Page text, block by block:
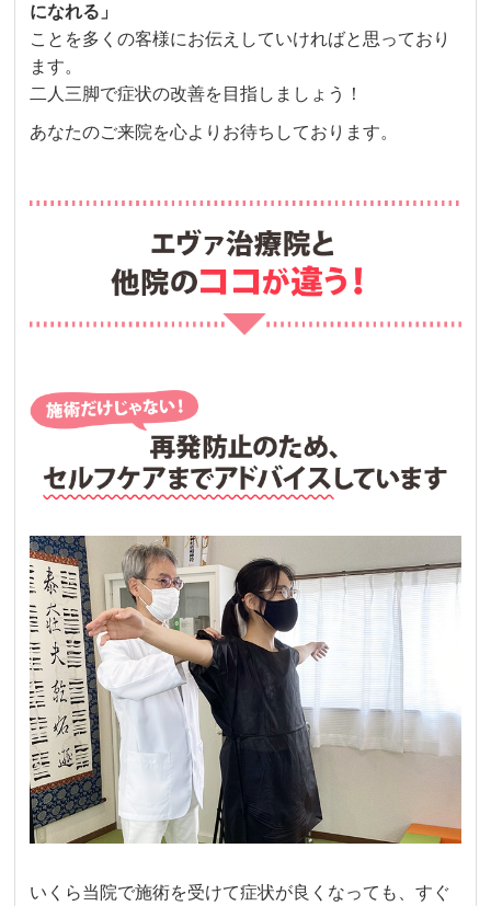
になれる」
ことを多くの客様にお伝えしていければと思っており
ます。
二人三脚で症状の改善を目指しましょう！
あなたのご来院を心よりお待ちしております。
いくら当院で施術を受けて症状が良くなっても、すぐ